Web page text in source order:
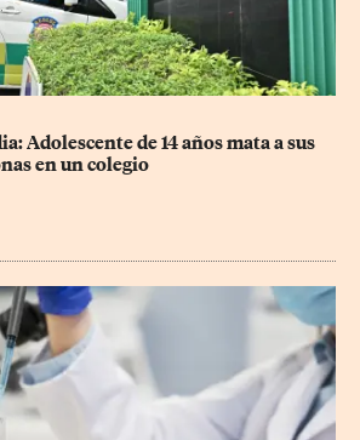
Adolescente de 14 años mata a sus
en un colegio